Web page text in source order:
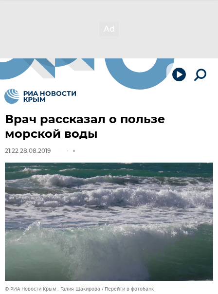
Врач рассказал о пользе
морской воды
21:22 28.08.2019
© РИА Новости Крым . Галия Шакирова Перейти в фотобанк